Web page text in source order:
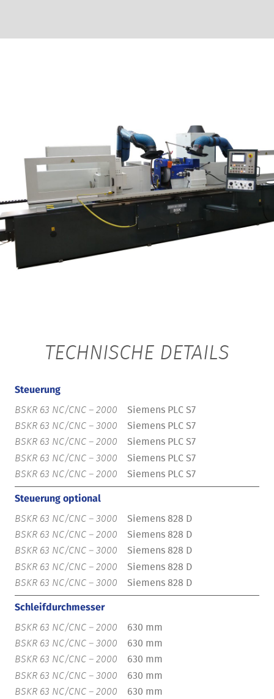
TECHNISCHE DETAILS
Steuerung
Siemens PLC S7
Siemens PLC S7
Siemens PLC S7
Siemens PLC S7
Siemens PLC S7
Steuerung optional
Siemens 828 D
Siemens 828 D
Siemens 828 D
Siemens 828 D
Siemens 828 D
Schleifdurchmesser
630 mm
630 mm
630 mm
630 mm
630 mm